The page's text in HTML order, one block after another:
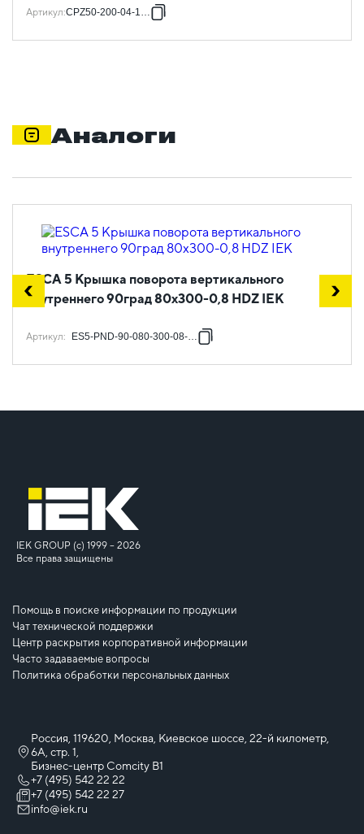
Артикул:CPZ50-200-04-1-06
Аналоги
ESCA 5 Крышка поворота вертикального
внутреннего 90град 80х300-0,8 HDZ IEK
Артикул: ES5-PND-90-080-300-08-HDZ
IEK GROUP (c) 1999 – 2026
Все права защищены
Помощь в поиске информации по продукции
Чат технической поддержки
Центр раскрытия корпоративной информации
Часто задаваемые вопросы
Политика обработки персональных данных
Россия, 119620, Москва, Киевское шоссе, 22-й километр,
6А, стр. 1,
Бизнес-центр Comcity B1
+7 (495) 542 22 22
+7 (495) 542 22 27
info@iek.ru